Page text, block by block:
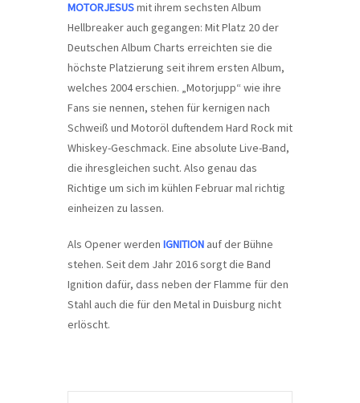
MOTORJESUSmit ihrem sechsten Album
Hellbreaker auch gegangen: Mit Platz 20 der
Deutschen Album Charts erreichten sie die
höchste Platzierung seit ihrem ersten Album,
welches 2004 erschien. „Motorjupp“ wie ihre
Fans sie nennen, stehen für kernigen nach
Schweiß und Motoröl duftendem Hard Rock mit
Whiskey-Geschmack. Eine absolute Live-Band,
die ihresgleichen sucht. Also genau das
Richtige um sich im kühlen Februar mal richtig
einheizen zu lassen.
Als Opener werden IGNITION auf der Bühne
stehen. Seit dem Jahr 2016 sorgt die Band
Ignition dafür, dass neben der Flamme für den
Stahl auch die für den Metal in Duisburg nicht
erlöscht.